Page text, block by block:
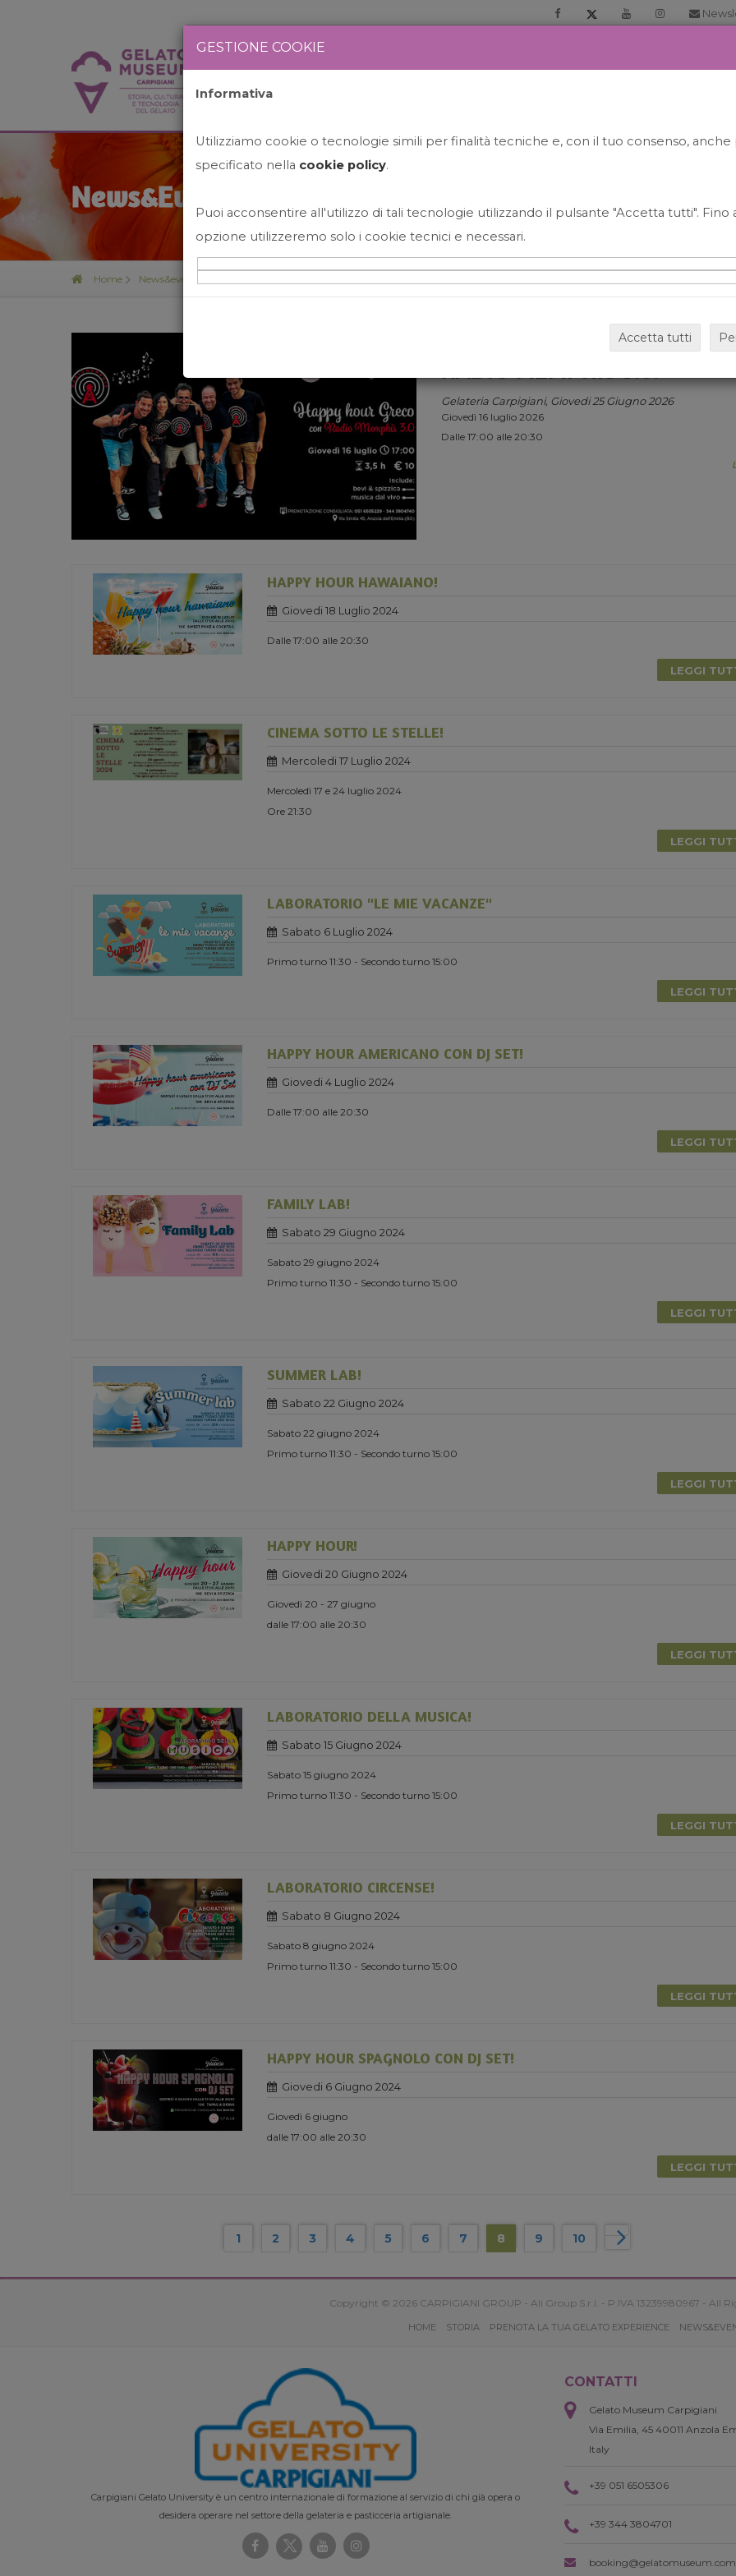
News&Events
Home News&events
HAPPY HOUR GRECO CON
RADIO MEMPHIS 3.0.
Gelateria Carpigiani, Giovedi 25 Giugno 2026
Giovedì 16 luglio 2026
Dalle 17:00 alle 20:30
HAPPY HOUR HAWAIANO!
Giovedi 18 Luglio 2024
Dalle 17:00 alle 20:30
LEGGI
CINEMA SOTTO LE STELLE!
Mercoledi 17 Luglio 2024
Mercoledì 17 e 24 luglio 2024
Ore 21:30
LEGGI
LABORATORIO "LE MIE VACANZE"
Sabato 6 Luglio 2024
Primo turno 11:30 - Secondo turno 15:00
LEGGI
HAPPY HOUR AMERICANO CON DJ SET!
Giovedi 4 Luglio 2024
Dalle 17:00 alle 20:30
LEGGI
FAMILY LAB!
Sabato 29 Giugno 2024
Sabato 29 giugno 2024
Primo turno 11:30 - Secondo turno 15:00
LEGGI
SUMMER LAB!
Sabato 22 Giugno 2024
Sabato 22 giugno 2024
Primo turno 11:30 - Secondo turno 15:00
LEGGI
HAPPY HOUR!
Giovedi 20 Giugno 2024
Giovedì 20 - 27 giugno
dalle 17:00 alle 20:30
LEGGI
LABORATORIO DELLA MUSICA!
Sabato 15 Giugno 2024
Sabato 15 giugno 2024
Primo turno 11:30 - Secondo turno 15:00
LEGGI
LABORATORIO CIRCENSE!
Sabato 8 Giugno 2024
Sabato 8 giugno 2024
Primo turno 11:30 - Secondo turno 15:00
LEGGI
HAPPY HOUR SPAGNOLO CON DJ SET!
Giovedi 6 Giugno 2024
Giovedì 6 giugno
dalle 17:00 alle 20:30
LEGGI
1 2 3 4 5 6 7 8 9 10
Copyright © 2026 CARPIGIANI GROUP - Ali Group S.r.l. - P.IVA 13239980967 - All
HOME STORIA PRENOTA LA TUA GELATO EXPERIENCE
Carpigiani Gelato University è un centro internazionale di formazione al servizio di chi già opera o
desidera operare nel settore della gelateria e pasticceria artigianale.
CONTATTI
Gelato Museum Carpigiani
Via Emilia, 45 40011 Anzola
Italy
+39 051 6505306
+39 344 3804701
booking@gelatomuseum.com
GESTIONE COOKIE
Informativa
Utilizziamo cookie o tecnologie simili per finalità tecniche e, con il tuo consenso,
specificato nella cookie policy.
Puoi acconsentire all'utilizzo di tali tecnologie utilizzando il pulsante "Accetta tutti". Fino
opzione utilizzeremo solo i cookie tecnici e necessari.
Accetta tutti